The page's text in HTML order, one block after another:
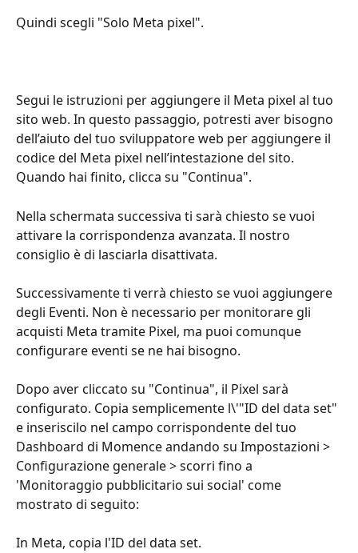
Quindi scegli "Solo Meta pixel".
Segui le istruzioni per aggiungere il Meta pixel al tuo
sito web. In questo passaggio, potresti aver bisogno
dell’aiuto del tuo sviluppatore web per aggiungere il
codice del Meta pixel nell’intestazione del sito.
Quando hai finito, clicca su "Continua".
Nella schermata successiva ti sarà chiesto se vuoi
attivare la corrispondenza avanzata. Il nostro
consiglio è di lasciarla disattivata.
Successivamente ti verrà chiesto se vuoi aggiungere
degli Eventi. Non è necessario per monitorare gli
acquisti Meta tramite Pixel, ma puoi comunque
configurare eventi se ne hai bisogno.
Dopo aver cliccato su "Continua", il Pixel sarà
configurato. Copia semplicemente l\'"ID del data set"
e inseriscilo nel campo corrispondente del tuo
Dashboard di Momence andando su Impostazioni >
Configurazione generale > scorri fino a
'Monitoraggio pubblicitario sui social' come
mostrato di seguito:
In Meta, copia l'ID del data set.